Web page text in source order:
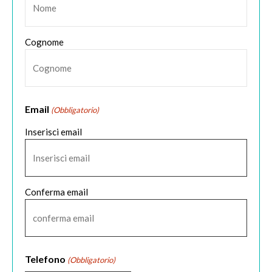
Cognome
Email (Obbligatorio)
Inserisci email
Conferma email
Telefono (Obbligatorio)